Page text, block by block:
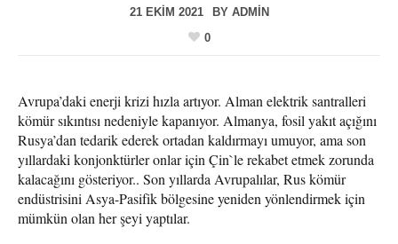
21 EKIM 2021 BY ADMIN
0
Avrupa’daki enerji krizi hızla artıyor. Alman elektrik santralleri
kömür sıkıntısı nedeniyle kapanıyor. Almanya, fosil yakıt açığını
Rusya’dan tedarik ederek ortadan kaldırmayı umuyor, ama son
yıllardaki konjonktürler onlar için Çin`le rekabet etmek zorunda
kalacağını gösteriyor.. Son yıllarda Avrupalılar, Rus kömür
endüstrisini Asya-Pasifik bölgesine yeniden yönlendirmek için
mümkün olan her şeyi yaptılar.